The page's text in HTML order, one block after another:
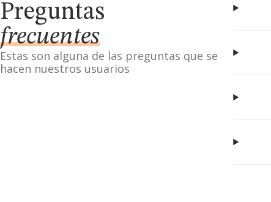
Preguntas
frecuentes
Estas son alguna de las preguntas que se
hacen nuestros usuarios